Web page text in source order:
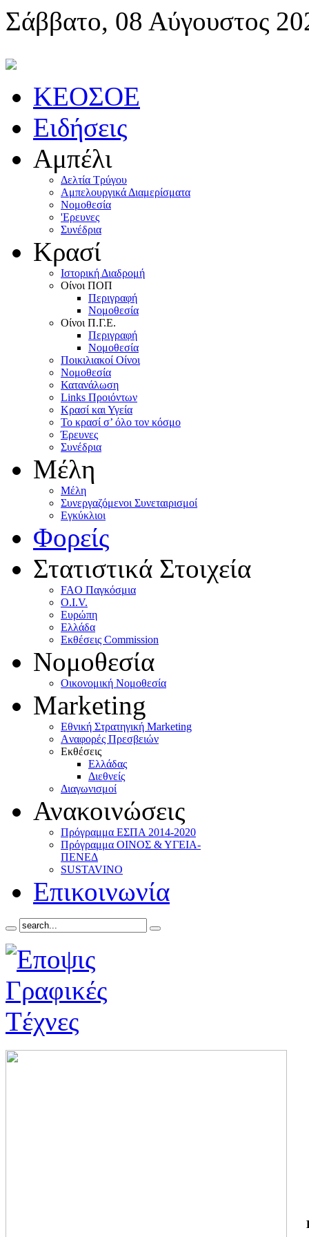
Σάββατο, 08 Αύγουστος
KEOΣOE
Ειδήσεις
Αμπέλι
Δελτία Τρύγου
Αμπελουργικά Διαμερίσματα
Nομοθεσία
'Eρευνες
Συνέδρια
Κρασί
Iστορική Διαδρομή
Oίνοι ΠOΠ
Περιγραφή
Nομοθεσία
Oίνοι Π.Γ.E.
Περιγραφή
Νομοθεσία
Ποικιλιακοί Oίνοι
Nομοθεσία
Κατανάλωση
Links Προιόντων
Κρασί και Υγεία
To κρασί σ’ όλο τον κόσμο
Έρευνες
Συνέδρια
Μέλη
Mέλη
Συνεργαζόμενοι Συνεταιρισμοί
Εγκύκλιοι
Φορείς
Στατιστικά Στοιχεία
FAO Παγκόσμια
O.I.V.
Ευρώπη
Ελλάδα
Eκθέσεις Commission
Νομοθεσία
Οικονομική Νομοθεσία
Marketing
Eθνική Στρατηγική Marketing
Aναφορές Πρεσβειών
Eκθέσεις
Eλλάδας
Διεθνείς
Διαγωνισμοί
Ανακοινώσεις
Πρόγραμμα ΕΣΠΑ 2014-2020
Πρόγραμμα ΟΙΝΟΣ & ΥΓΕΙΑ-
ΠΕΝΕΔ
SUSTAVINO
Επικοινωνία